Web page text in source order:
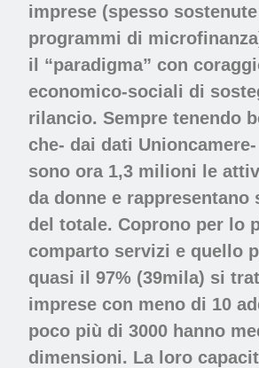
imprese (spesso
programmi di
il “paradigma” con
economico-sociali di
rilancio. Sempre tenendo
che- dai dati
sono ora 1,3 milioni le
da donne e rappresentano
del totale. Coprono per lo
comparto servizi e quello
quasi il 97% (39mila) si
imprese con meno di 10
poco più di 3000 hanno
dimensioni. La loro